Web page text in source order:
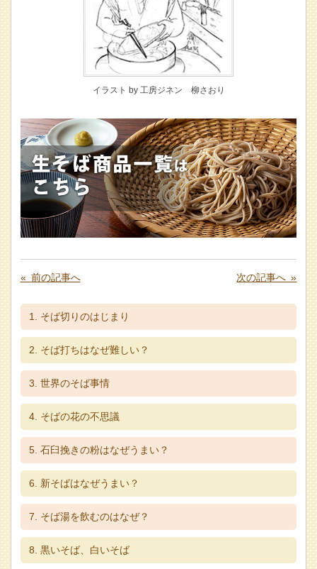
イラスト by 工房ジネン 柳さおり
« 前の記事へ 次の記事へ »
そば切りのはじまり
そば打ちはなぜ難しい？
世界のそば事情
そばの花の不思議
石臼挽きの粉はなぜうまい？
新そばはなぜうまい？
そば湯を飲むのはなぜ？
黒いそば、白いそば